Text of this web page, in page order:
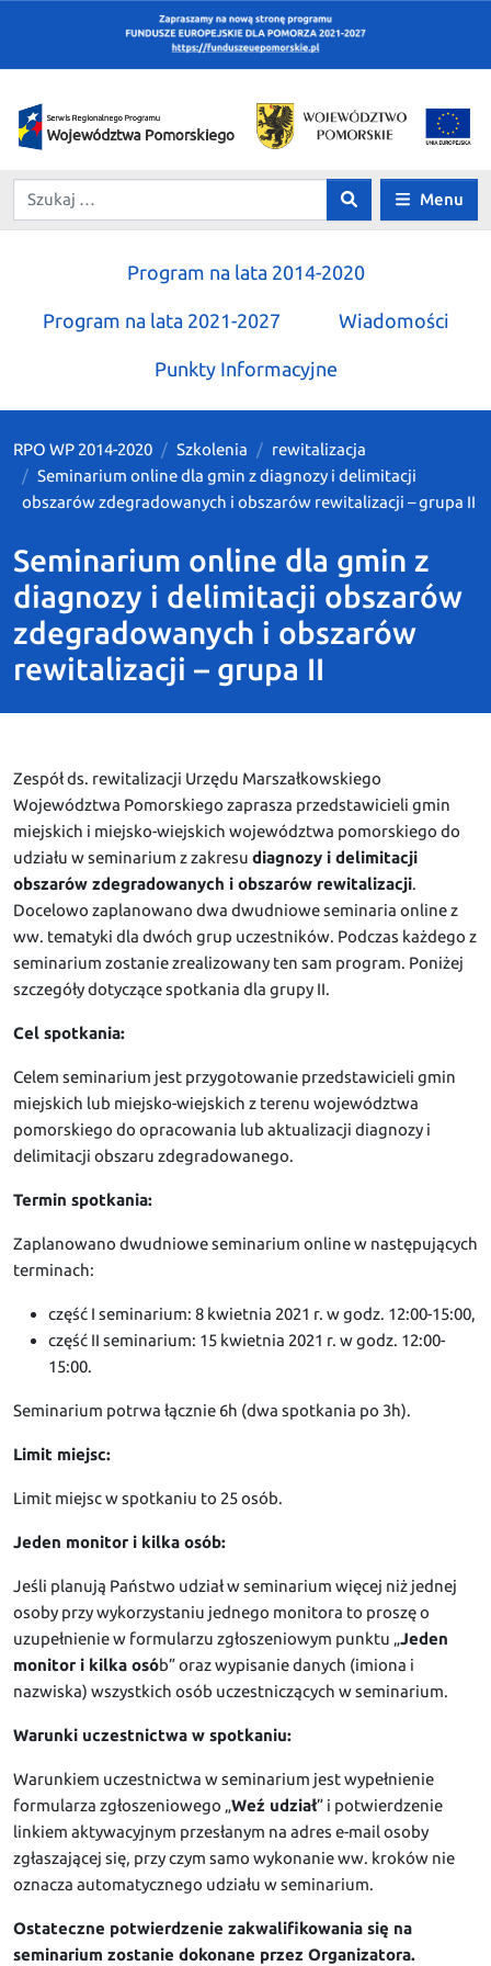
Menu
Program na lata 2014-2020
Program na lata 2021-2027 Wiadomości
Punkty Informacyjne
RPO WP 2014-2020 Szkolenia
rewitalizacja
Seminarium online dla gmin z diagnozy i delimitacji
obszarów zdegradowanych i obszarów rewitalizacji – grupa II
Seminarium online dla gmin z
diagnozy i delimitacji obszarów
zdegradowanych i obszarów
rewitalizacji – grupa II
Zespół ds. rewitalizacji Urzędu Marszałkowskiego
Województwa Pomorskiego zaprasza przedstawicieli gmin
miejskich i miejsko-wiejskich województwa pomorskiego do
udziału w seminarium z zakresu diagnozy i delimitacji
obszarów zdegradowanych i obszarów rewitalizacji.
Docelowo zaplanowano dwa dwudniowe seminaria online z
ww. tematyki dla dwóch grup uczestników. Podczas każdego z
seminarium zostanie zrealizowany ten sam program. Poniżej
szczegóły dotyczące spotkania dla grupy II.
Cel spotkania:
Celem seminarium jest przygotowanie przedstawicieli gmin
miejskich lub miejsko-wiejskich z terenu województwa
pomorskiego do opracowania lub aktualizacji diagnozy i
delimitacji obszaru zdegradowanego.
Termin spotkania:
Zaplanowano dwudniowe seminarium online w następujących
terminach:
część I seminarium: 8 kwietnia 2021 r. w godz. 12:00-15:00,
część II seminarium: 15 kwietnia 2021 r. w godz. 12:00-
15:00.
Seminarium potrwa łącznie 6h (dwa spotkania po 3h).
Limit miejsc:
Limit miejsc w spotkaniu to 25 osób.
Jeden monitor i kilka osób:
Jeśli planują Państwo udział w seminarium więcej niż jednej
osoby przy wykorzystaniu jednego monitora to proszę o
uzupełnienie w formularzu zgłoszeniowym punktu „Jeden
monitor i kilka osób” oraz wypisanie danych (imiona i
nazwiska) wszystkich osób uczestniczących w seminarium.
Warunki uczestnictwa w spotkaniu:
Warunkiem uczestnictwa w seminarium jest wypełnienie
formularza zgłoszeniowego „Weź udział” i potwierdzenie
linkiem aktywacyjnym przesłanym na adres e-mail osoby
zgłaszającej się, przy czym samo wykonanie ww. kroków nie
oznacza automatycznego udziału w seminarium.
Ostateczne potwierdzenie zakwalifikowania się na
seminarium zostanie dokonane przez Organizatora.